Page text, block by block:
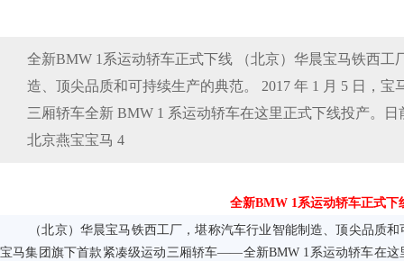
全新BMW 1系运动轿车正式下线 （北京）华晨宝马铁西工
造、顶尖品质和可持续生产的典范。 2017 年 1 月 5 日，宝
三厢轿车全新 BMW 1 系运动轿车在这里正式下线投产。
北京燕宝宝马 4
全新BMW 1系运动轿车正式下
（北京）华晨宝马铁西工厂，堪称汽车行业智能制造、顶尖品质
宝马集团旗下首款紧凑级运动三厢轿车——全新BMW 1 系运动轿车在